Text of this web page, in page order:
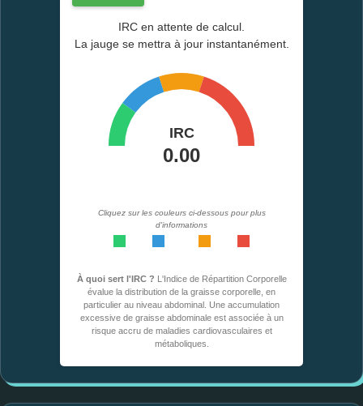
IRC en attente de calcul.
La jauge se mettra à jour instantanément.
Cliquez sur les couleurs ci-dessous pour plus
d'informations
À quoi sert l'IRC ? L'Indice de Répartition Corporelle
évalue la distribution de la graisse corporelle, en
particulier au niveau abdominal. Une accumulation
excessive de graisse abdominale est associée à un
risque accru de maladies cardiovasculaires et
métaboliques.